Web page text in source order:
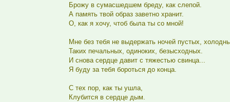
Брожу в сумасшедшем бреду, как слепой.
А память твой образ заветно хранит.
О, как я хочу, чтоб была ты со мной!
Мне без тебя не выдержать ночей пустых,
Таких печальных, одиноких, безысходных.
И снова сердце давит с тяжестью свинца...
Я буду за тебя бороться до конца.
С тех пор, как ты ушла,
Клубится в сердце дым.